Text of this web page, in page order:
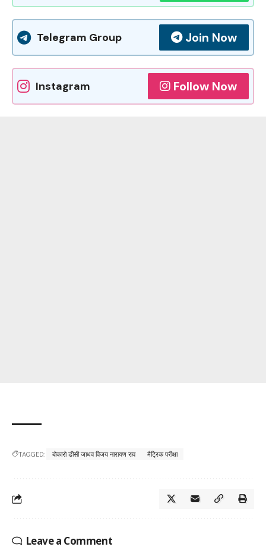
Telegram Group Join Now
Instagram Follow Now
TAGGED: बोकारो डीसी जाधव विजय नारायण राव मैट्रिक परीक्षा
Leave a Comment